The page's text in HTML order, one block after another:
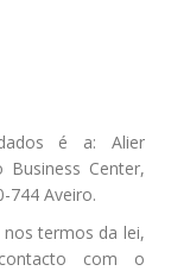
é a: Alier
Center,
744 Aveiro.
termos da lei,
com o